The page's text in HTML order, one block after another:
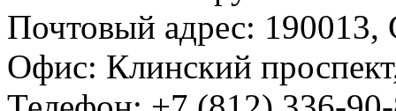
Почтовый адрес: 190013,
Офис: Клинский